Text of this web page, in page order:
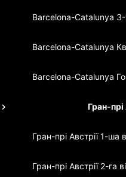
Barcelona-Catalunya
Barcelona-Catalunya
Barcelona-Catalunya
Гран-прі
Гран-прі Австрії 1-ша
Гран-прі Австрії 2-га